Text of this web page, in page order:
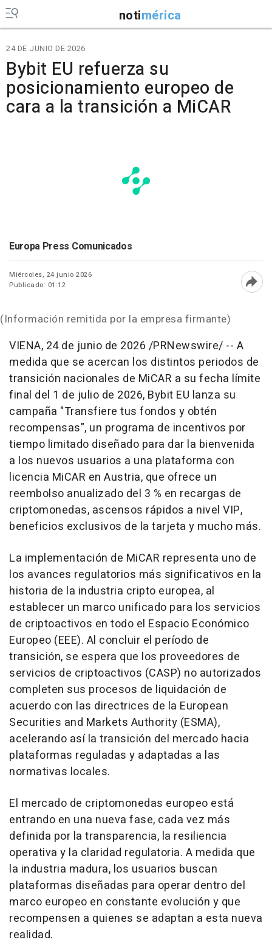
notimérica
24 DE JUNIO DE 2026
Bybit EU refuerza su
posicionamiento europeo de
cara a la transición a MiCAR
Europa Press Comunicados
Miércoles, 24 junio 2026
Publicado: 01:12
(Información remitida por la empresa firmante)
VIENA, 24 de junio de 2026 /PRNewswire/ -- A
medida que se acercan los distintos periodos de
transición nacionales de MiCAR a su fecha límite
final del 1 de julio de 2026, Bybit EU lanza su
campaña "Transfiere tus fondos y obtén
recompensas", un programa de incentivos por
tiempo limitado diseñado para dar la bienvenida
a los nuevos usuarios a una plataforma con
licencia MiCAR en Austria, que ofrece un
reembolso anualizado del 3 % en recargas de
criptomonedas, ascensos rápidos a nivel VIP,
beneficios exclusivos de la tarjeta y mucho más.
La implementación de MiCAR representa uno de
los avances regulatorios más significativos en la
historia de la industria cripto europea, al
establecer un marco unificado para los servicios
de criptoactivos en todo el Espacio Económico
Europeo (EEE). Al concluir el período de
transición, se espera que los proveedores de
servicios de criptoactivos (CASP) no autorizados
completen sus procesos de liquidación de
acuerdo con las directrices de la European
Securities and Markets Authority (ESMA),
acelerando así la transición del mercado hacia
plataformas reguladas y adaptadas a las
normativas locales.
El mercado de criptomonedas europeo está
entrando en una nueva fase, cada vez más
definida por la transparencia, la resiliencia
operativa y la claridad regulatoria. A medida que
la industria madura, los usuarios buscan
plataformas diseñadas para operar dentro del
marco europeo en constante evolución y que
recompensen a quienes se adaptan a esta nueva
realidad.